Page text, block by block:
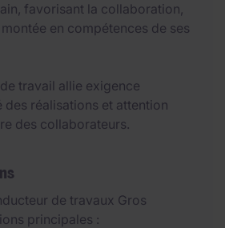
favorisant la collaboration,
en compétences de ses
travail allie exigence
des réalisations et attention
des collaborateurs.
de travaux Gros
principales :